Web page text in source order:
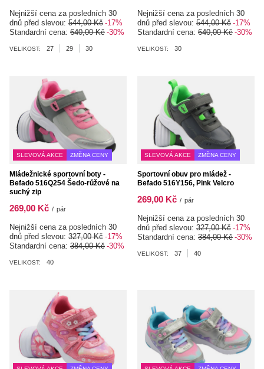
Nejnižší cena za posledních 30
dnů před slevou: 544,00 Kč -17%
Standardní cena: 640,00 Kč -30%
VELIKOST: 27 29 30
Nejnižší cena za posledních 30
dnů před slevou: 544,00 Kč -17%
Standardní cena: 640,00 Kč -30%
VELIKOST: 30
SLEVOVÁ AKCE ZMĚNA CENY
Mládežnické sportovní boty -
Befado 516Q254 Šedo-růžové na
suchý zip
269,00 Kč / pár
Nejnižší cena za posledních 30
dnů před slevou: 327,00 Kč -17%
Standardní cena: 384,00 Kč -30%
VELIKOST: 40
SLEVOVÁ AKCE ZMĚNA CENY
Sportovní obuv pro mládež -
Befado 516Y156, Pink Velcro
269,00 Kč / pár
Nejnižší cena za posledních 30
dnů před slevou: 327,00 Kč -17%
Standardní cena: 384,00 Kč -30%
VELIKOST: 37 40